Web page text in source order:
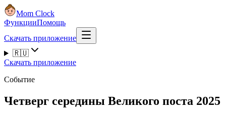
Mom Clock
ФункцииПомощь
Скачать приложение
🇷🇺
Скачать приложение
Событие
Четверг середины Великого поста 2025